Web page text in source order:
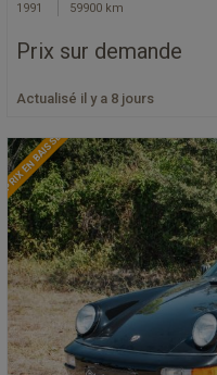
1991 59900 km
Prix sur demande
Actualisé il y a 8 jours
PRIX EN BAISSE